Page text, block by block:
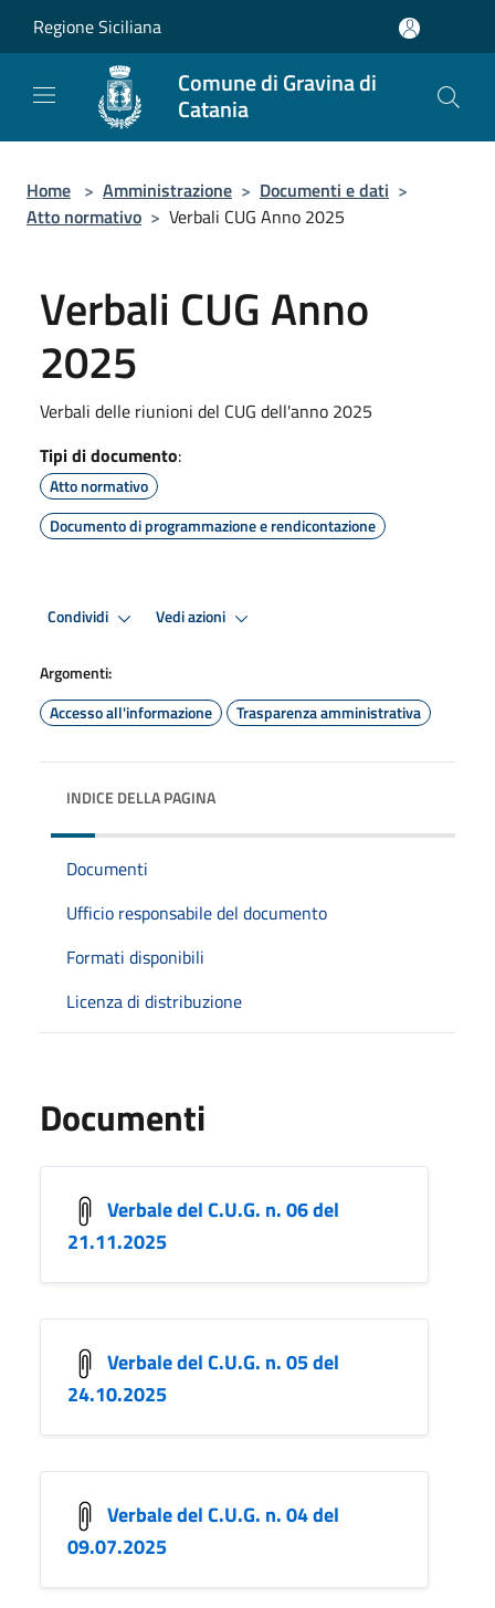
Regione Siciliana
Comune di Gravina di
Catania
Home > Amministrazione > Documenti e dati >
Atto normativo > Verbali CUG Anno 2025
Verbali CUG Anno
2025
Verbali delle riunioni del CUG dell'anno 2025
Tipi di documento:
Atto normativo
Documento di programmazione e rendicontazione
Condividi Vedi azioni
Argomenti:
Accesso all'informazione
Trasparenza amministrativa
INDICE DELLA PAGINA
Documenti
Ufficio responsabile del documento
Formati disponibili
Licenza di distribuzione
Documenti
Verbale del C.U.G. n. 06 del
21.11.2025
Verbale del C.U.G. n. 05 del
24.10.2025
Verbale del C.U.G. n. 04 del
09.07.2025